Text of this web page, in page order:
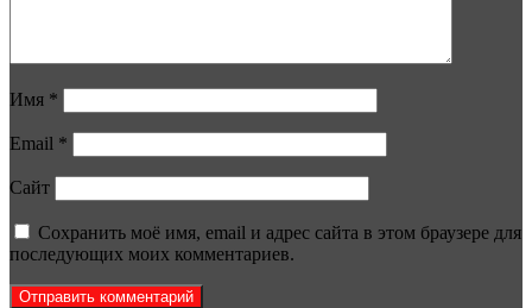
Имя *
Email *
Сайт
Сохранить моё имя, email и адрес сайта в этом браузере для
последующих моих комментариев.